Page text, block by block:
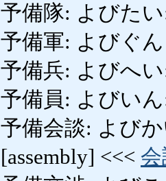
予備隊: よびたい
予備軍: よびぐ
予備兵: よびへ
予備員: よびいん
予備会談: よびか
[assembly] <<<